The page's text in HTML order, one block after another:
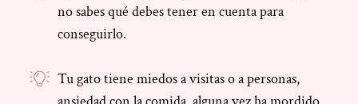
no sabes qué debes tener en cuenta para
conseguirlo.
Tu gato tiene miedos a visitas o a personas,